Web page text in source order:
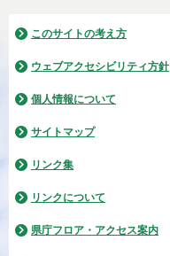
このサイトの考え方
ウェブアクセシビリティ方針
個人情報について
サイトマップ
リンク集
リンクについて
県庁フロア・アクセス案内